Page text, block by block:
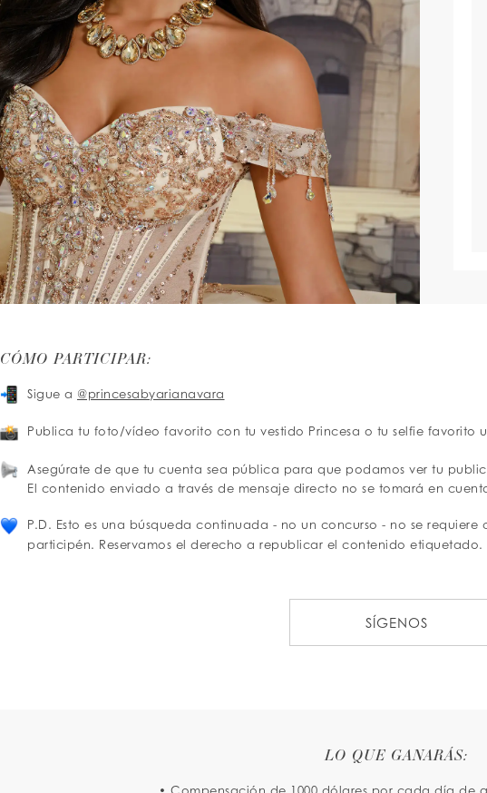
CÓMO PARTICIPAR:
Sigue a @princesabyarianavara
Publica tu foto/vídeo favorito con tu vestido Princesa o tu selfie favorito
Asegúrate de que tu cuenta sea pública para que podamos ver tu
El contenido enviado a través de mensaje directo no se tomará en
P.D. Esto es una búsqueda continuada - no un concurso - no se
participén. Reservamos el derecho a republicar el contenido etiquetado.
SÍGENOS
LO QUE GANARÁS:
• Compensación de 1000 dólares por cada día de